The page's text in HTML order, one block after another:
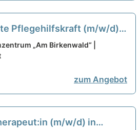
Pflegehilfskraft (m/w/d)
für den Tagdienst -
eines offenen und
„Am Birkenwald“ |
zum Angebot
(m/w/d) in